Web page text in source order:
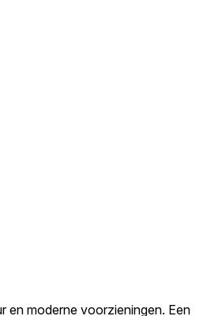
en moderne voorzieningen. Een